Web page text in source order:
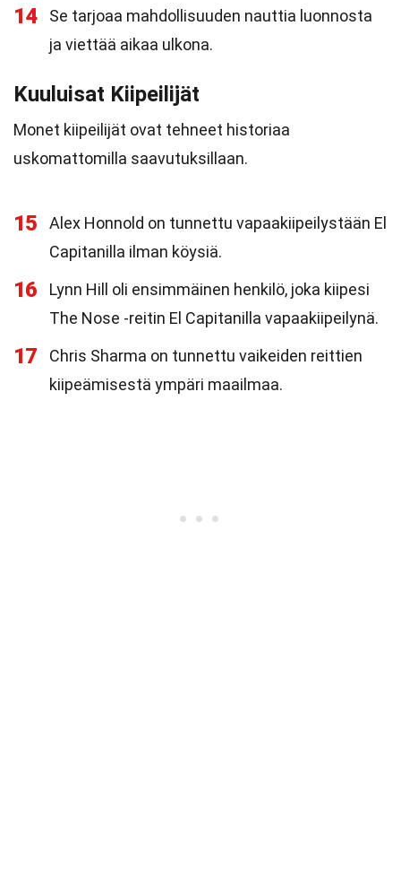
14
Se tarjoaa mahdollisuuden nauttia luonnosta
ja viettää aikaa ulkona.
Kuuluisat Kiipeilijät
Monet kiipeilijät ovat tehneet historiaa
uskomattomilla saavutuksillaan.
15
Alex Honnold on tunnettu vapaakiipeilystään El
Capitanilla ilman köysiä.
16
Lynn Hill oli ensimmäinen henkilö, joka kiipesi
The Nose -reitin El Capitanilla vapaakiipeilynä.
17
Chris Sharma on tunnettu vaikeiden reittien
kiipeämisestä ympäri maailmaa.